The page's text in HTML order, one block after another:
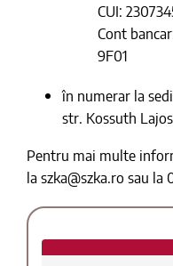
CUI:
Cont
9F01
în numerar la
str. Kossuth
Pentru mai multe
la szka@szka.ro sau la